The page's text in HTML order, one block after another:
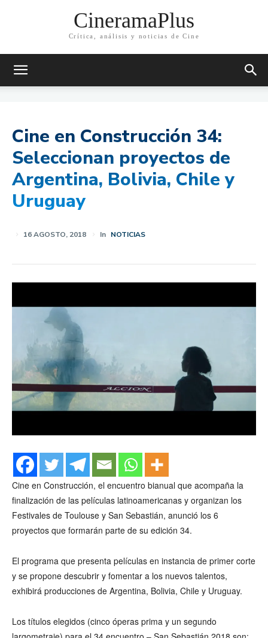
CineramaPlus
Crítica, análisis y noticias de Cine
Cine en Construcción 34:
Seleccionan proyectos de
Argentina, Bolivia, Chile y
Uruguay
16 AGOSTO, 2018 In NOTICIAS
Cine en Construcción, el encuentro bianual que acompaña la
finalización de las películas latinoamericanas y organizan los
Festivales de Toulouse y San Sebastián, anunció los 6
proyectos que formarán parte de su edición 34.
El programa que presenta películas en instancia de primer corte
y se propone descubrir y fomentar a los nuevos talentos,
exhibirá producciones de Argentina, Bolivia, Chile y Uruguay.
Los títulos elegidos (cinco óperas prima y un segundo